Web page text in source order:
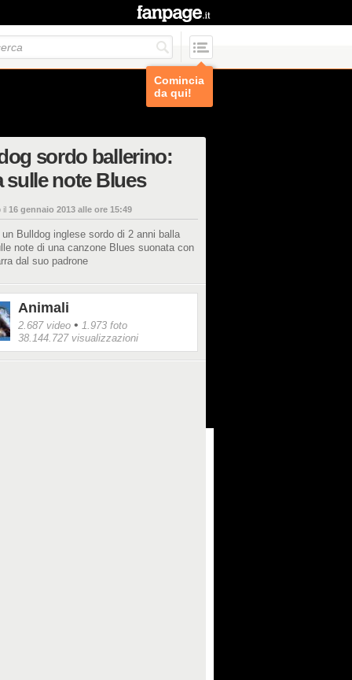
Comincia
da qui!
sordo ballerino:
sulle note Blues
il 16 gennaio 2013 alle ore 15:49
Bulldog inglese sordo di 2 anni balla
note di una canzone Blues suonata con
dal suo padrone
Animali
2.687 video • 1.973 foto
38.144.727 visualizzazioni